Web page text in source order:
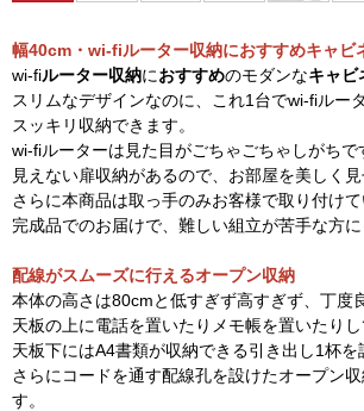
幅40cm・wi-fiルーター収納におすすめキャビ
wi-fiルーター収納におすすめのモダンなキャビ
スリムなデザインなのに、これ1台でwi-fiルー
スッキリ収納できます。
wi-fiルーターは見た目がごちゃごちゃしがち
見えない扉収納があるので、お部屋を美しく見
さらに本商品は取っ手のみお客様で取り付け
完成品でのお届けで、難しい組立が苦手な方に
配線がスムーズに行えるオープン収納
本体の高さは80cmと低すぎず高すぎず、丁度
天板の上に電話を置いたりメモ帳を置いたりし
天板下にはA4書類が収納できる引き出し1杯を
さらにコードを通す配線孔を設けたオープン
す。